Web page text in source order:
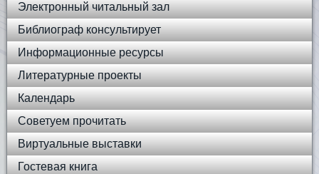
Электронный читальный зал
Библиограф консультирует
Информационные ресурсы
Литературные проекты
Календарь
Советуем прочитать
Виртуальные выставки
Гостевая книга